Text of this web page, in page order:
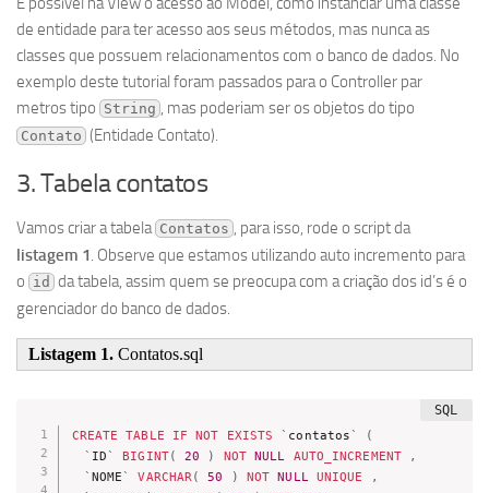
de entidade para ter acesso aos seus métodos, mas nunca as
classes que possuem relacionamentos com o banco de dados. No
exemplo deste tutorial foram passados para o Controller par
metros tipo String , mas poderiam ser os objetos do tipo
Contato (Entidade Contato).
3. Tabela contatos
Vamos criar a tabela Contatos , para isso, rode o script da
listagem 1. Observe que estamos utilizando auto incremento para
o id da tabela, assim quem se preocupa com a criação dos id’s é o
gerenciador do banco de dados.
Listagem 1. Contatos.sql
CREATE TABLE IF NOT EXISTS ` contatos `
(
` ID ` BIGINT( 20 ) NOT NULL AUTO_INCREMENT
,
` NOME ` VARCHAR ( 50 ) NOT NULL UNIQUE
,